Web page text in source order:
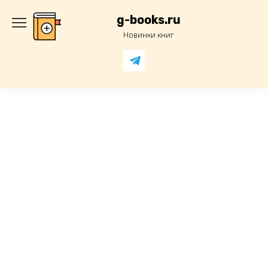
содержанию
g-books.ru
Новинки книг